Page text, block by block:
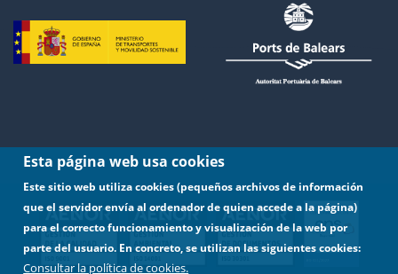
Esta página web usa cookies
Este sitio web utiliza cookies (pequeños archivos de información
que el servidor envía al ordenador de quien accede a la página)
para el correcto funcionamiento y visualización de la web por
parte del usuario. En concreto, se utilizan las siguientes cookies:
Consultar la política de cookies.